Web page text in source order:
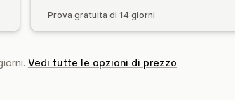
Prova gratuita di 14 giorni
Vedi tutte le opzioni di prezzo